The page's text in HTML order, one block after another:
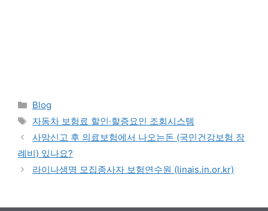
Categories
Blog
Tags
자동차 보험료 할인·할증요인 조회시스템
사망신고 후 의료보험에서 나오는돈 (국민건강보험 장
례비) 있나요?
라이나생명 모집종사자 보험연수원 (linais.in.or.kr)